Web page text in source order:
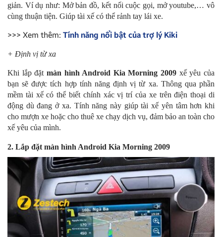
giản. Ví dụ như: Mở bản đồ, kết nối cuộc gọi, mở youtube,… vô
cùng thuận tiện. Giúp tài xế có thể rảnh tay lái xe.
>>> Xem thêm: Tính năng nổi bật của trợ lý Kiki
+ Định vị từ xa
Khi lắp đặt màn hình Android Kia Morning 2009 xế yêu của
bạn sẽ được tích hợp tính năng định vị từ xa. Thông qua phần
mềm tài xế có thể biết chính xác vị trí của xe trên điện thoại di
động dù đang ở xa. Tính năng này giúp tài xế yên tâm hơn khi
cho mượn xe hoặc cho thuê xe chạy dịch vụ, đảm bảo an toàn cho
xế yêu của mình.
2. Lắp đặt màn hình Android Kia Morning 2009